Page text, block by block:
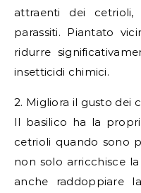
attraenti dei
parassiti. Piantato
ridurre
insetticidi chimici.
2. Migliora il gusto dei
Il basilico ha la
cetrioli quando sono
non solo arricchisce
anche raddoppiare